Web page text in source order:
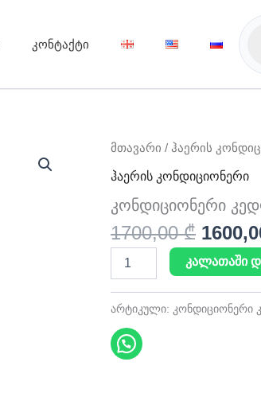
კონტაქტი
მთავარი / ჰაერის
ჰაერის კონდიციონერი
კონდიციონერი
1700,00₾
price
was:
რაოდენობა:
კედლის
მ²
კალათაში
არტიკული: კონდიციონერი